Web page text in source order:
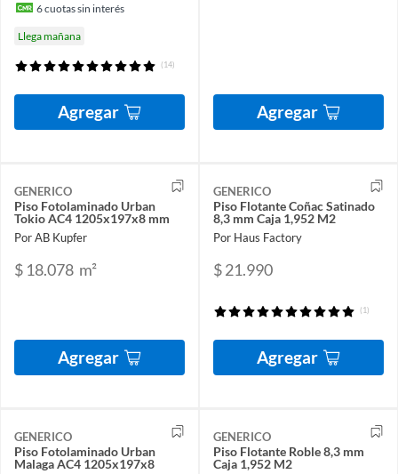
6cuotas sin interés
Llega mañana
(14)
Agregar Agregar
GENERICO
Piso Fotolaminado Urban
Tokio AC4 1205x197x8 mm
Por AB Kupfer
$ 18.078 m²
Agregar
GENERICO
Piso Flotante Coñac Satinado
8,3 mm Caja 1,952 M2
Por Haus Factory
$ 21.990
(1)
Agregar
GENERICO
Piso Fotolaminado Urban
Malaga AC4 1205x197x8
GENERICO
Piso Flotante Roble 8,3 mm
Caja 1,952 M2